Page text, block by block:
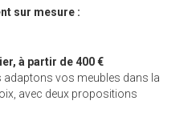
sur mesure :
à partir de 400 €
adaptons vos meubles dans la
avec deux propositions